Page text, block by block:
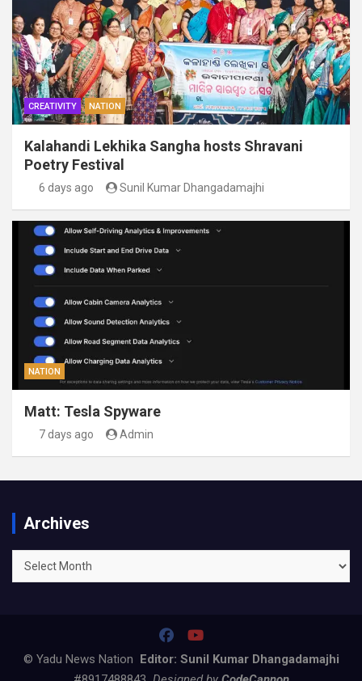
CREATIVITY NATION
Kalahandi Lekhika Sangha hosts Shravani
Poetry Festival
6 days ago Sunil Kumar Dhangadamajhi
NATION
Matt: Tesla Spyware
7 days ago Admin
Archives
Archives
© Yadu News Nation Editor: Sunil Kumar Dhangadamajhi